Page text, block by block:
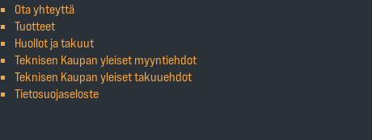
Ota yhteyttä
Tuotteet
Huollot ja takuut
Teknisen Kaupan yleiset myyntiehdot
Teknisen Kaupan yleiset takuuehdot
Tietosuojaseloste